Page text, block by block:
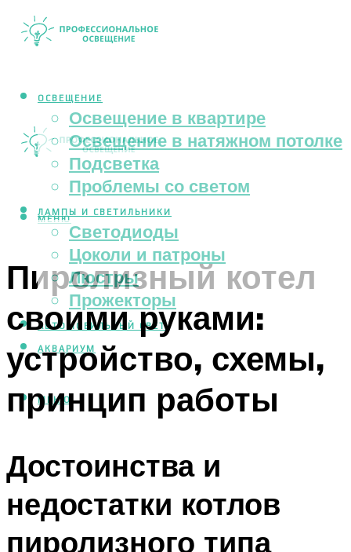
ОСВЕЩЕНИЕ
Освещение в квартире
Освещение в натяжном потолке
Подсветка
Проблемы со светом
ЛАМПЫ И СВЕТИЛЬНИКИ
Светодиоды
Цоколи и патроны
Люстры
Прожекторы
АВТОМОБИЛЬНЫЙ СВЕТ
АКВАРИУМ
МЕНЮ
МЕНЮ
Пиролизный котел
своими руками:
устройство, схемы,
принцип работы
Достоинства и
недостатки котлов
пиролизного типа